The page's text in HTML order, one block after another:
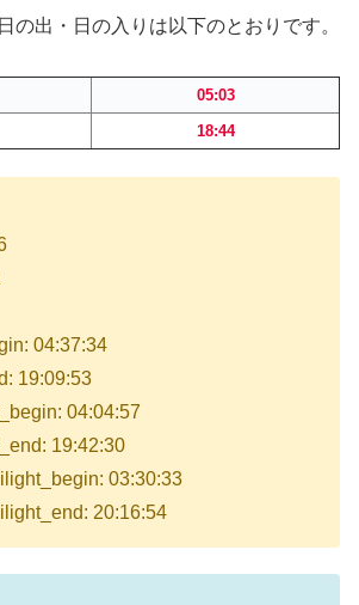
の出・日の入りは以下のとおりです。
05:03
18:44
04:37:34
19:09:53
04:04:57
19:42:30
03:30:33
20:16:54